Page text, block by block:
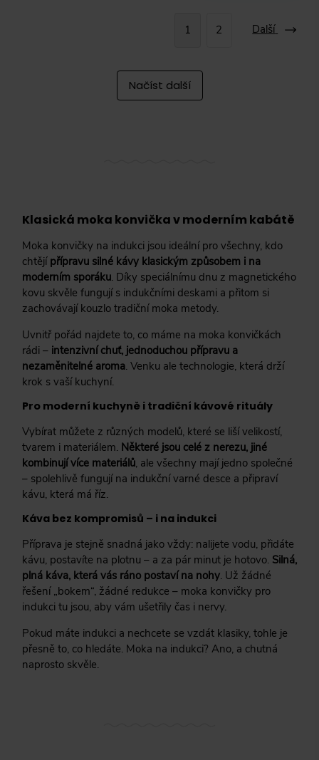
1 2 Další
Načíst další
Klasická moka konvička v moderním kabátě
Moka konvičky na indukci jsou ideální pro všechny, kdo
chtějí přípravu silné kávy klasickým způsobem i na
moderním sporáku. Díky speciálnímu dnu z magnetického
kovu skvěle fungují s indukčními deskami a přitom si
zachovávají kouzlo tradiční moka metody.
Uvnitř pořád najdete to, co máme na moka konvičkách
rádi – intenzivní chuť, jednoduchou přípravu a
nezaměnitelné aroma. Venku ale technologie, která drží
krok s vaší kuchyní.
Pro moderní kuchyně i tradiční kávové rituály
Vybírat můžete z různých modelů, které se liší velikostí,
tvarem i materiálem. Některé jsou celé z nerezu, jiné
kombinují více materiálů, ale všechny mají jedno společné
– spolehlivě fungují na indukční varné desce a připraví
kávu, která má říz.
Káva bez kompromisů – i na indukci
Příprava je stejně snadná jako vždy: nalijete vodu, přidáte
kávu, postavíte na plotnu – a za pár minut je hotovo. Silná,
plná káva, která vás ráno postaví na nohy. Už žádné
řešení „bokem“, žádné redukce – moka konvičky pro
indukci tu jsou, aby vám ušetřily čas i nervy.
Pokud máte indukci a nechcete se vzdát klasiky, tohle je
přesně to, co hledáte. Moka na indukci? Ano, a chutná
naprosto skvěle.